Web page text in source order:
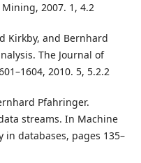
2007. 1, 4.2
Kirkby, and Bernhard
The Journal of
2010. 5, 5.2.2
Pfahringer.
streams. In Machine
databases, pages 135–